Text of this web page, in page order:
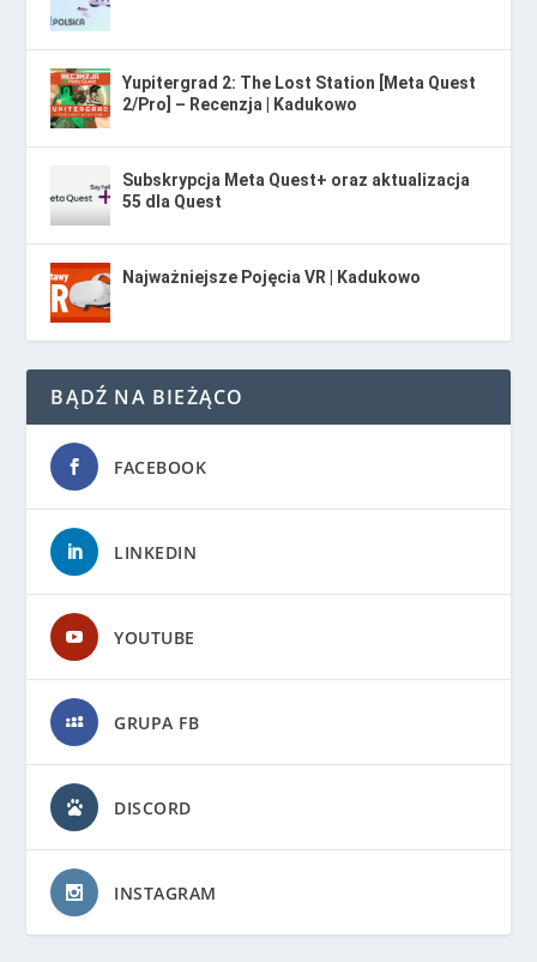
Yupitergrad 2: The Lost Station [Meta Quest
2/Pro] – Recenzja | Kadukowo
Subskrypcja Meta Quest+ oraz aktualizacja
55 dla Quest
Najważniejsze Pojęcia VR | Kadukowo
BĄDŹ NA BIEŻĄCO
FACEBOOK
LINKEDIN
YOUTUBE
GRUPA FB
DISCORD
INSTAGRAM